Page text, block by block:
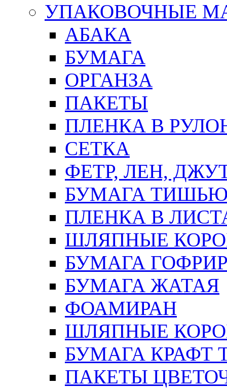
УПАКОВОЧНЫЕ
АБАКА
БУМАГА
ОРГАНЗА
ПАКЕТЫ
ПЛЕНКА В
СЕТКА
ФЕТР, ЛЕН,
БУМАГА
ПЛЕНКА В
ШЛЯПНЫЕ
БУМАГА
БУМАГА ЖАТАЯ
ФОАМИРАН
ШЛЯПНЫЕ
БУМАГА КРАФТ
ПАКЕТЫ